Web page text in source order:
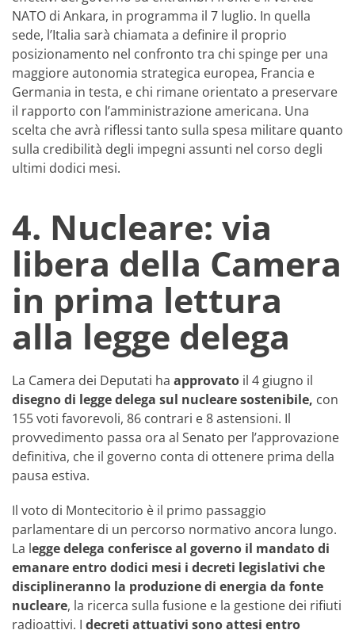
NATO di Ankara, in programma il 7 luglio. In quella
sede, l’Italia sarà chiamata a definire il proprio
posizionamento nel confronto tra chi spinge per una
maggiore autonomia strategica europea, Francia e
Germania in testa, e chi rimane orientato a preservare
il rapporto con l’amministrazione americana. Una
scelta che avrà riflessi tanto sulla spesa militare quanto
sulla credibilità degli impegni assunti nel corso degli
ultimi dodici mesi.
4. Nucleare: via
libera della Camera
in prima lettura
alla legge delega
La Camera dei Deputati ha approvato il 4 giugno il
disegno di legge delega sul nucleare sostenibile, con
155 voti favorevoli, 86 contrari e 8 astensioni. Il
provvedimento passa ora al Senato per l’approvazione
definitiva, che il governo conta di ottenere prima della
pausa estiva.
Il voto di Montecitorio è il primo passaggio
parlamentare di un percorso normativo ancora lungo.
La legge delega conferisce al governo il mandato di
emanare entro dodici mesi i decreti legislativi che
disciplineranno la produzione di energia da fonte
nucleare, la ricerca sulla fusione e la gestione dei rifiuti
radioattivi. I decreti attuativi sono attesi entro